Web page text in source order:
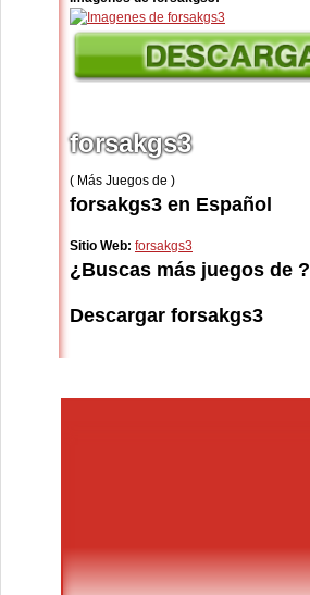
forsakgs3
( Más Juegos de )
forsakgs3 en Español
Sitio Web: forsakgs3
¿Buscas más juegos de ?
Descargar forsakgs3